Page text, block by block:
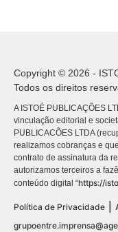
Copyright © 2026 -
Todos os direitos
A ISTOÉ PUBLICAÇÕES
vinculação editorial e
PUBLICACÕES LTDA
realizamos cobranças e
contrato de assinatura da
autorizamos terceiros a
conteúdo digital “https://
Política de Privacidade